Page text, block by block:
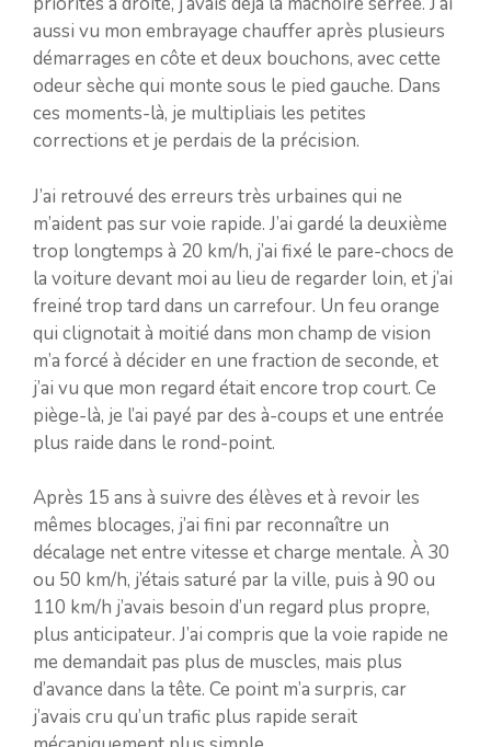
aussi vu mon embrayage chauffer après plusieurs
démarrages en côte et deux bouchons, avec cette
odeur sèche qui monte sous le pied gauche. Dans
ces moments-là, je multipliais les petites
corrections et je perdais de la précision.
J’ai retrouvé des erreurs très urbaines qui ne
m’aident pas sur voie rapide. J’ai gardé la deuxième
trop longtemps à 20 km/h, j’ai fixé le pare-chocs de
la voiture devant moi au lieu de regarder loin, et j’ai
freiné trop tard dans un carrefour. Un feu orange
qui clignotait à moitié dans mon champ de vision
m’a forcé à décider en une fraction de seconde, et
j’ai vu que mon regard était encore trop court. Ce
piège-là, je l’ai payé par des à-coups et une entrée
plus raide dans le rond-point.
Après 15 ans à suivre des élèves et à revoir les
mêmes blocages, j’ai fini par reconnaître un
décalage net entre vitesse et charge mentale. À 30
ou 50 km/h, j’étais saturé par la ville, puis à 90 ou
110 km/h j’avais besoin d’un regard plus propre,
plus anticipateur. J’ai compris que la voie rapide ne
me demandait pas plus de muscles, mais plus
d’avance dans la tête. Ce point m’a surpris, car
j’avais cru qu’un trafic plus rapide serait